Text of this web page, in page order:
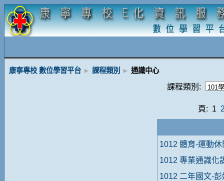
康寧專校 數位學習平台 ► 課程類別 ► 通識中心
課程類別:
頁: 1
1012 體育-運動
1012 專業通識化
1012 二年國文-彭